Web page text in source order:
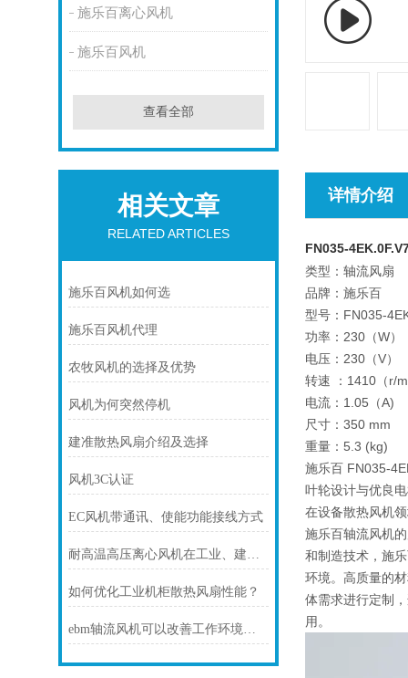
施乐百离心风机
施乐百风机
查看全部
相关文章
RELATED ARTICLES
施乐百风机如何选
施乐百风机代理
农牧风机的选择及优势
风机为何突然停机
建准散热风扇介绍及选择
风机3C认证
EC风机带通讯、使能功能接线方式
耐高温高压离心风机在工业、建筑、环境工程等领域中发挥着重要的作用
如何优化工业机柜散热风扇性能？
ebm轴流风机可以改善工作环境、提供舒适的通风效果
详情介绍
FN035-
类型：轴流风扇
品牌：施乐百
型号：FN035-
功率：230（W）
电压：230（V）
转速 ：1410（r/
电流：1.05（A)
尺寸：350 mm
重量：5.3 (kg)
施乐百 FN035-
叶轮设计与优良
在设备散热风机
施乐百轴流风机
和制造技术，施
环境。高质量的
体需求进行定制
用。